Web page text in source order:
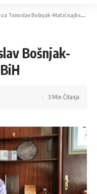
Bošnjak-Matić najbogatiji je u BiH
Bošnjak-
3 Min Čitanja